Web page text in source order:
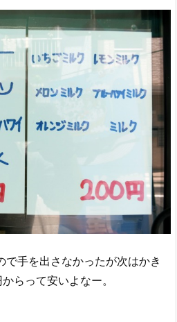
で手を出さなかったが次はかき
らって安いよなー。